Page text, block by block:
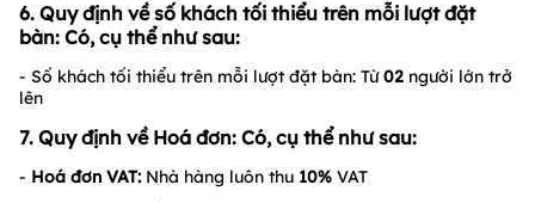
6. Quy định về số khách tối thiểu trên mỗi lượt đặt
bàn: Có, cụ thể như sau:
- Số khách tối thiểu trên mỗi lượt đặt bàn: Từ02 người lớn trở
lên
7. Quy định về Hoá đơn: Có, cụ thể như sau:
- Hoá đơn VAT: Nhà hàng luôn thu 10% VAT